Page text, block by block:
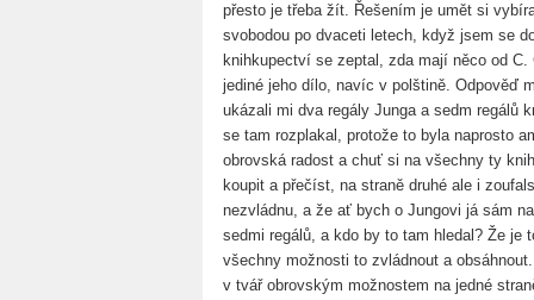
přesto je třeba žít. Řešením je umět si
svobodou po dvaceti letech, když jsem se
knihkupectví se zeptal, zda mají něco od
jediné jeho dílo, navíc v polštině. Odpověď
ukázali mi dva regály Junga a sedm regálů
se tam rozplakal, protože to byla naprosto
obrovská radost a chuť si na všechny ty
koupit a přečíst, na straně druhé ale i
nezvládnu, a že ať bych o Jungovi já sám
sedmi regálů, a kdo by to tam hledal? Že je
všechny možnosti to zvládnout a
v tvář obrovským možnostem na jedné